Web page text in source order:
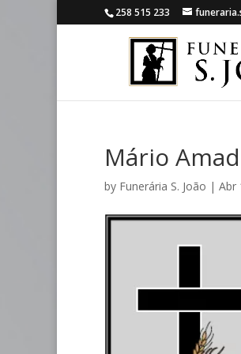
258 515 233
Mário
by Funerária S. João | Abr